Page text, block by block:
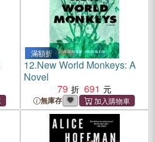
滿額折
12.New World Monkeys: A
Novel
79
691
無庫存